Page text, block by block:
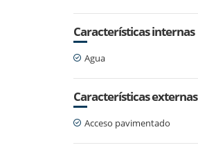
Características internas
Agua
Características externas
Acceso pavimentado